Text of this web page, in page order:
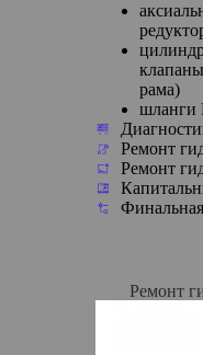
рама)
шланги
Ремонт
Ремонт
Ремонт